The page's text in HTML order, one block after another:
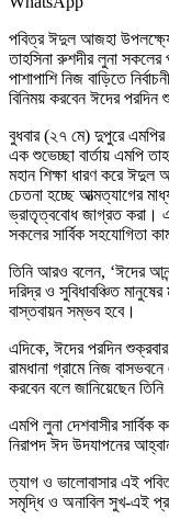
পবিত্র ঈদুল আজহা
তাহসিনা রুশদীর লুনা
পাশাপাশি নিজ বাড়িতে
বিনিময় করবেন ঈদের পরদিন
বুধবার (২৭ মে) দুপুরে
এক শুভেচ্ছা বার্তায় এমপি
মহান শিক্ষা ধারণ করে
চেতনা হচ্ছে আত্মত্যাগের
ভ্রাতৃত্ববোধ জাগ্রত করা।
সকলের সার্বিক সহযোগিতা
তিনি আরও বলেন, ‘ঈদের
দরিদ্র ও সুবিধাবঞ্চিত
বাস্তবায়ন সম্ভব হবে।
এদিকে, ঈদের পরদিন
রামধানা গ্রামে নিজ
করবেন বলে জানিয়েছেন
এমপি লুনা দেশবাসীর
নিরাপদ ঈদ উদযাপনের
ত্যাগ ও ভালোবাসার এই
সমৃদ্ধি ও অনাবিল সুখ-এই